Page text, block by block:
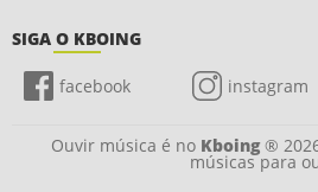
SIGA O KBOING
facebook instagram
Ouvir música é no Kboing®
músicas para